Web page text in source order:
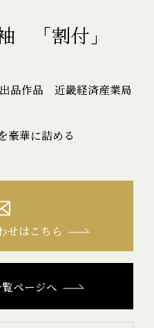
「割付」
品作品 近畿経済産業局
豪華に詰める
せはこちら
ページへ